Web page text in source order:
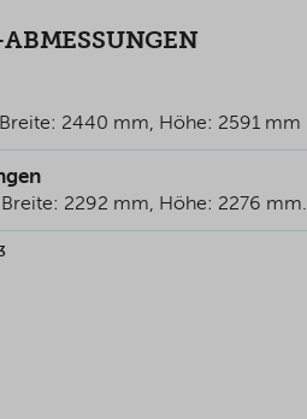
2440 mm, Höhe: 2591 mm
2292 mm, Höhe: 2276 mm.